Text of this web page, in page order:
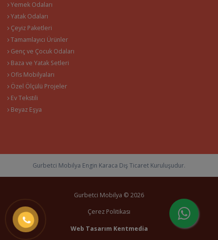
Yemek Odaları
Yatak Odaları
Çeyiz Paketleri
Tamamlayıcı Ürünler
Genç ve Çocuk Odaları
Baza ve Yatak Setleri
Ofis Mobilyaları
Özel Ölçülü Projeler
Ev Tekstili
Beyaz Eşya
Gurbetci Mobilya Engin Karaca Dış Ticaret Kuruluşudur.
Gurbetci Mobilya © 2026
Çerez Politikası
Web Tasarım Kentmedia